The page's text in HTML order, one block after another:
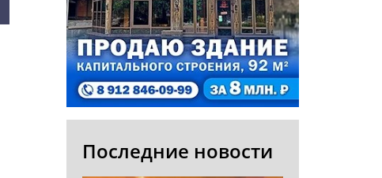
Последние новости